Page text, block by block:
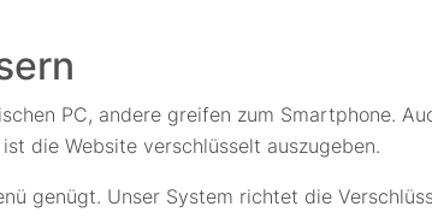
PC, andere greifen zum Smartphone.
die Website verschlüsselt auszugeben.
genügt. Unser System richtet die